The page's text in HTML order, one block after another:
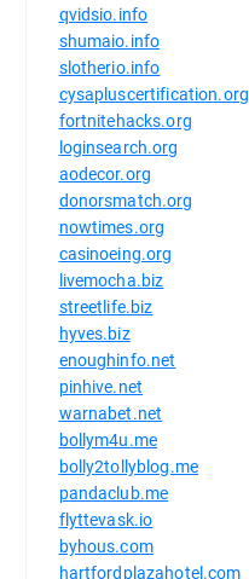
qvidsio.info
shumaio.info
slotherio.info
cysapluscertification.org
fortnitehacks.org
loginsearch.org
aodecor.org
donorsmatch.org
nowtimes.org
casinoeing.org
livemocha.biz
streetlife.biz
hyves.biz
enoughinfo.net
pinhive.net
warnabet.net
bollym4u.me
bolly2tollyblog.me
pandaclub.me
flyttevask.io
byhous.com
hartfordplazahotel.com